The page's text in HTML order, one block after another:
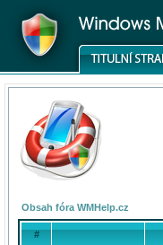
Obsah fóra WMHelp.cz
#